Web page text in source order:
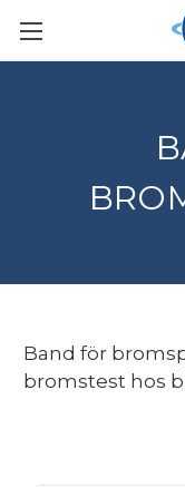
Band för
bromstest hos